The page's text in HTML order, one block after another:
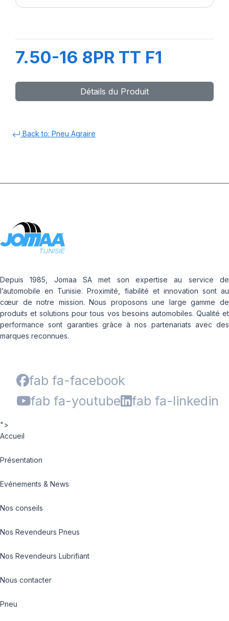
7.50-16 8PR TT F1
Détails du Produit
Back to: Pneu Agraire
Depuis 1985, Jomaa SA met son expertise au service de
l’automobile en Tunisie. Proximité, fiabilité et innovation sont au
cœur de notre mission. Nous proposons une large gamme de
produits et solutions pour tous vos besoins automobiles. Qualité et
performance sont garanties grâce à nos partenariats avec des
marques reconnues.
fab fa-facebook
fab fa-youtube
fab fa-linkedin
">
Accueil
Présentation
Evénements & News
Nos conseils
Nos Revendeurs Pneus
Nos Revendeurs Lubrifiant
Nous contacter
Pneu